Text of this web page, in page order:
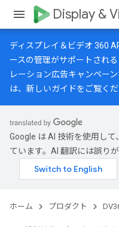
Display &
ディスプレイ＆ビデオ 360
ースの管理がサポートされ
レーション広告キャンペー
は、 新しいガイドをご覧くだ
Google は AI 技術を使用し
ています。AI 翻訳には誤り
ホーム プロダクト